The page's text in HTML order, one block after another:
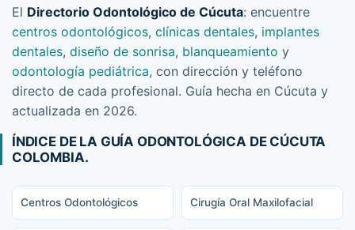
El Directorio Odontológico de Cúcuta: encuentre
centros odontológicos, clínicas dentales, implantes
dentales, diseño de sonrisa, blanqueamiento y
odontología pediátrica, con dirección y teléfono
directo de cada profesional. Guía hecha en Cúcuta y
actualizada en 2026.
ÍNDICE DE LA GUÍA ODONTOLÓGICA DE CÚCUTA
COLOMBIA.
Centros Odontológicos Cirugía Oral Maxilofacial